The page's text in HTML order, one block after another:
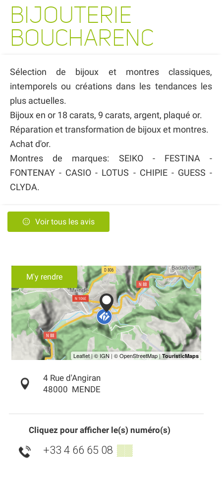
BIJOUTERIE
BOUCHARENC
Sélection de bijoux et montres classiques,
intemporels ou créations dans les tendances les
plus actuelles.
Bijoux en or 18 carats, 9 carats, argent, plaqué or.
Réparation et transformation de bijoux et montres.
Achat d'or.
Montres de marques: SEIKO - FESTINA -
FONTENAY - CASIO - LOTUS - CHIPIE - GUESS -
CLYDA.
Voir tous les avis
M'y rendre
4 Rue d'Angiran
48000 MENDE
Cliquez pour afficher le(s) numéro(s)
+33 4 66 65 08 ▒▒